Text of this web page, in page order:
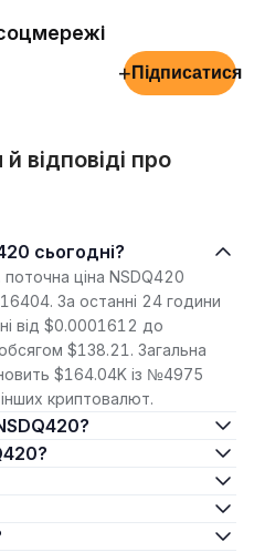
+ Підписатися
відповіді про
сьогодні?
ціна NSDQ420
За останні 24 години
від $0.0001612 до
$138.21. Загальна
$164.04K із №4975
криптовалют.